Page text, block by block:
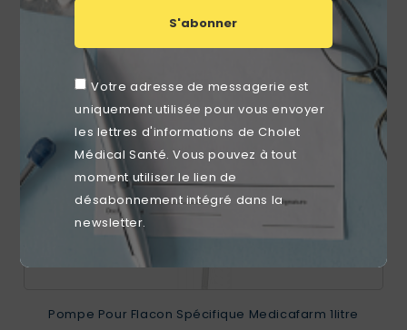
S'abonner
Votre adresse de messagerie est
uniquement utilisée pour vous envoyer
les lettres d'informations de Cholet
Médical Santé. Vous pouvez à tout
moment utiliser le lien de
désabonnement intégré dans la
newsletter.
favorite_border
Pompe Pour Flacon Spécifique Medicafarm 1litre